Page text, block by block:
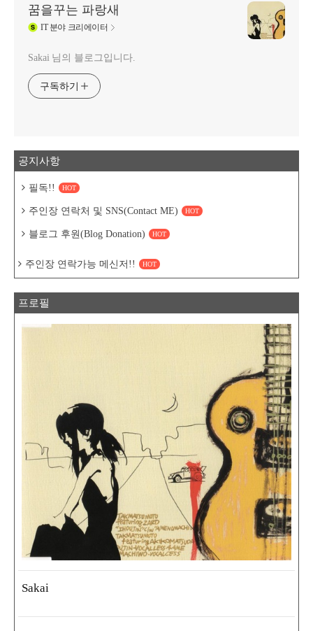
꿈을꾸는 파랑새
IT분야 크리에이터
Sakai 님의 블로그입니다.
구독하기
공지사항
필독!! HOT
주인장 연락처 및 SNS(Contact ME) HOT
블로그 후원(Blog Donation) HOT
주인장 연락가능 메신저!! HOT
프로필
Sakai